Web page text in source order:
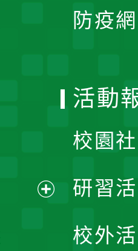
防疫
活動
校園
研習
校外